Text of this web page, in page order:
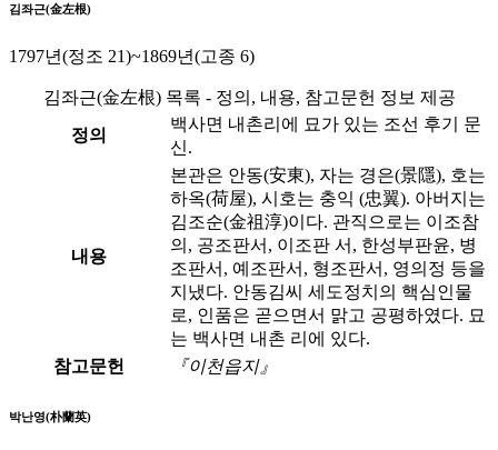
김좌근(金左根)
1797년(정조 21)~1869년(고종 6)
김좌근(金左根) 목록 - 정의, 내용, 참고문헌 정보 제공
정의
백사면 내촌리에 묘가 있는 조선 후기 문
신.
내용
본관은 안동(安東), 자는 경은(景隱), 호는
하옥(荷屋), 시호는 충익 (忠翼). 아버지는
김조순(金祖淳)이다. 관직으로는 이조참
의, 공조판서, 이조판 서, 한성부판윤, 병
조판서, 예조판서, 형조판서, 영의정 등을
지냈다. 안동김씨 세도정치의 핵심인물
로, 인품은 곧으면서 맑고 공평하였다. 묘
는 백사면 내촌 리에 있다.
참고문헌
『이천읍지』
박난영(朴蘭英)